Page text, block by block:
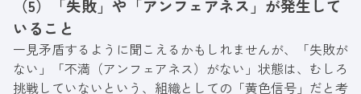
（5）「失敗」や「アンフェアネス」が発生して
いること
一見矛盾するように聞こえるかもしれませんが、「失敗が
ない」「不満（アンフェアネス）がない」状態は、むしろ
挑戦していないという、組織としての「黄色信号」だと考